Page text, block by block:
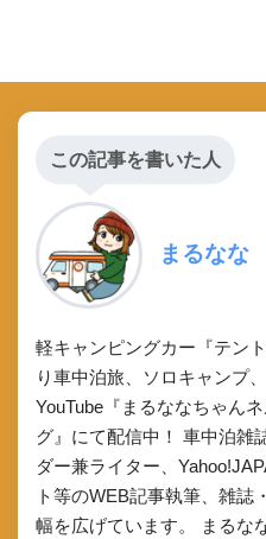
この記事を書いた人
まるなな
軽キャンピングカー『テン
り車中泊旅、ソロキャンプ
YouTube『まるななちゃん
グ』にて配信中！ 車中泊雑
ダー兼ライター、
ト等のWEB記事執筆、雑誌
幅を広げています。 まるな